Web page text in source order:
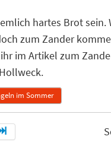
hartes Brot sein.
zum Zander
im Artikel zum
im Sommer